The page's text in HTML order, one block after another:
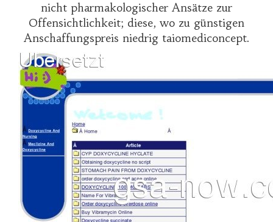
nicht pharmakologischer Ansätze zur
Offensichtlichkeit; diese, wo zu günstigen
Anschaffungspreis niedrig taiomediconcept.